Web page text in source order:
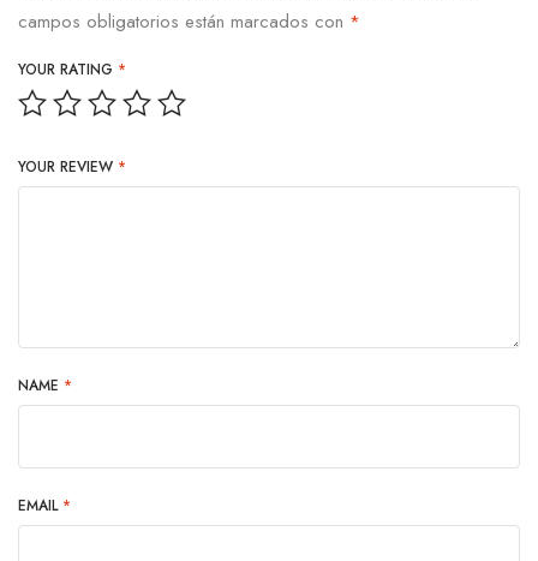
campos obligatorios están marcados con *
YOUR RATING *
YOUR REVIEW *
NAME *
EMAIL *